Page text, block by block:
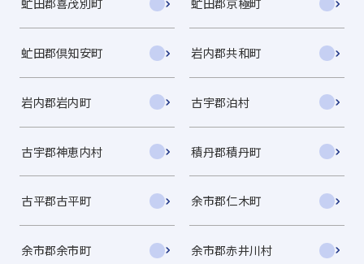
虻田郡倶知安町 岩内郡共和町
岩内郡岩内町 古宇郡泊村
古宇郡神恵内村 積丹郡積丹町
古平郡古平町 余市郡仁木町
余市郡余市町 余市郡赤井川村